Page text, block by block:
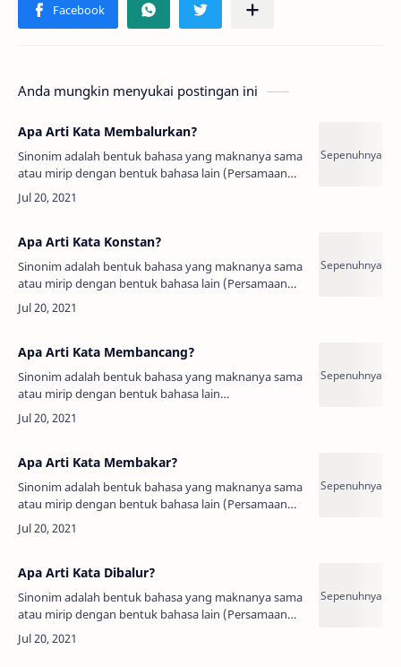
Anda mungkin menyukai postingan ini
Apa Arti Kata Membalurkan?
Sinonim adalah bentuk bahasa yang maknanya sama
atau mirip dengan bentuk bahasa lain (Persamaan
Kata, Padanan Kata, Sandingan Kata).Arti Kata
Membalurkan adalah:Mengoleskan;…
Apa Arti Kata Konstan?
Sinonim adalah bentuk bahasa yang maknanya sama
atau mirip dengan bentuk bahasa lain (Persamaan
Kata, Padanan Kata, Sandingan Kata).Arti Kata
Konstan adalah:Tetap tidak beruba…
Apa Arti Kata Membancang?
Sinonim adalah bentuk bahasa yang maknanya sama
atau mirip dengan bentuk bahasa lain
(Persamaan Kata, Padanan Kata, Sandingan Kata).
Arti Kata Membancang adalah…
Apa Arti Kata Membakar?
Sinonim adalah bentuk bahasa yang maknanya sama
atau mirip dengan bentuk bahasa lain (Persamaan
Kata, Padanan Kata, Sandingan Kata).Arti Kata
Membakar adalah:Menghanguskan (me…
Apa Arti Kata Dibalur?
Sinonim adalah bentuk bahasa yang maknanya sama
atau mirip dengan bentuk bahasa lain (Persamaan
Kata, Padanan Kata, Sandingan Kata).Arti
Kata Dibalur adalah:Dioles;Dilumu…